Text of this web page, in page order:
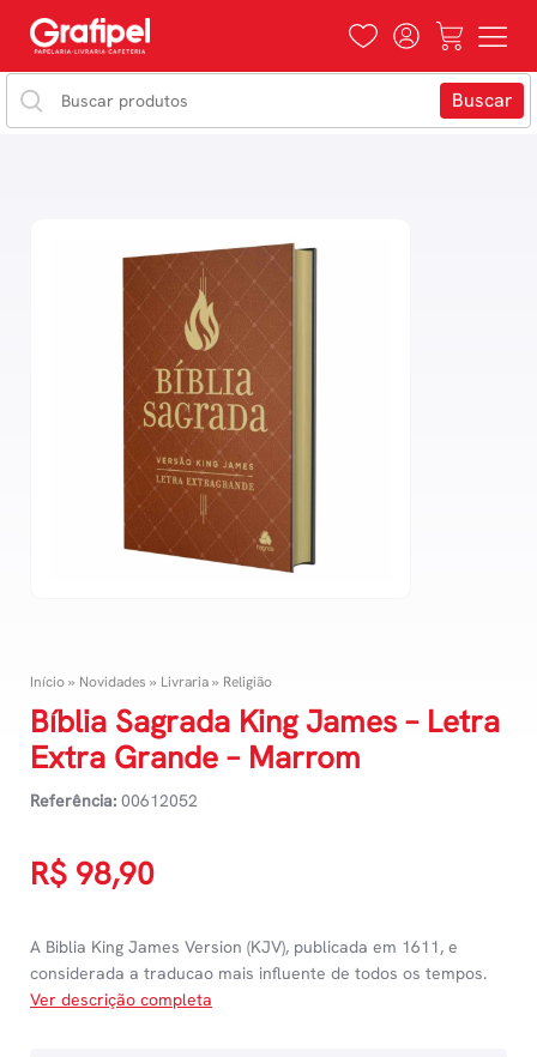
Início» Novidades » Livraria» Religião
Bíblia Sagrada King James – Letra
Extra Grande – Marrom
Referência: 00612052
R$ 98,90
A Biblia King James Version (KJV), publicada em 1611, e
considerada a traducao mais influente de todos os tempos.
Ver descrição completa